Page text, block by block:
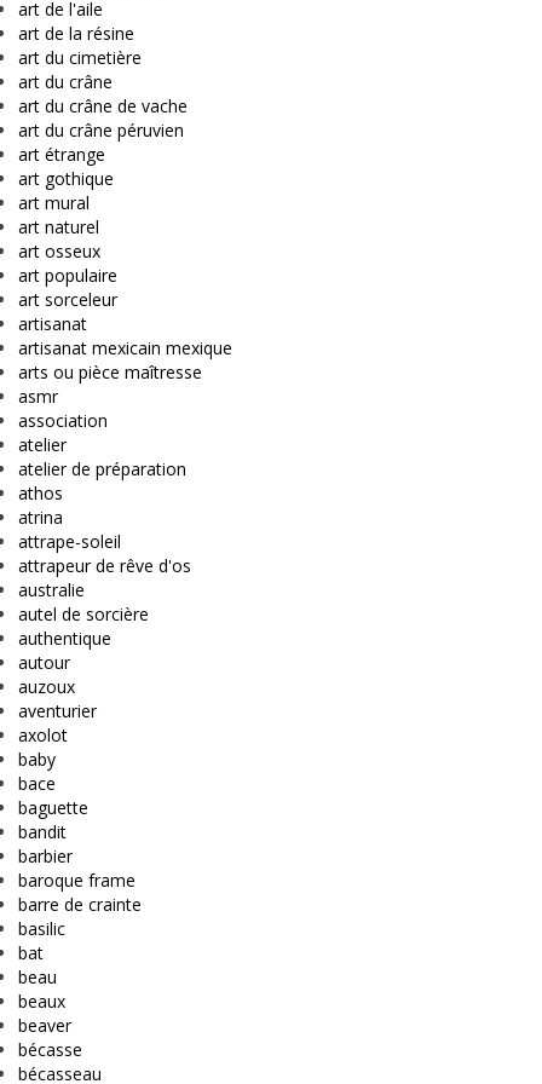
art de l'aile
art de la résine
art du cimetière
art du crâne
art du crâne de vache
art du crâne péruvien
art étrange
art gothique
art mural
art naturel
art osseux
art populaire
art sorceleur
artisanat
artisanat mexicain mexique
arts ou pièce maîtresse
asmr
association
atelier
atelier de préparation
athos
atrina
attrape-soleil
attrapeur de rêve d'os
australie
autel de sorcière
authentique
autour
auzoux
aventurier
axolot
baby
bace
baguette
bandit
barbier
baroque frame
barre de crainte
basilic
bat
beau
beaux
beaver
bécasse
bécasseau